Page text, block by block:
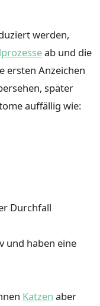
werden,
ab und die
ersten Anzeichen
später
auffällig wie:
Durchfall
und haben eine
Katzen aber